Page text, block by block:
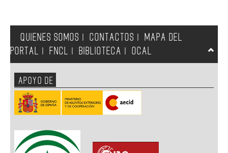
QUIENES SOMOS CONTACTOS
MAPA DEL
PORTAL
FNCL BIBLIOTECA OCAL
APOYO DE